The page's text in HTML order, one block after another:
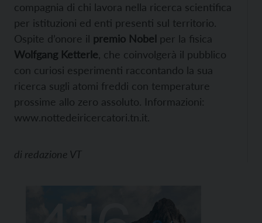
compagnia di chi lavora nella ricerca scientifica
per istituzioni ed enti presenti sul territorio.
Ospite d’onore il premio Nobel per la fisica
Wolfgang Ketterle , che coinvolgerà il pubblico
con curiosi esperimenti raccontando la sua
ricerca sugli atomi freddi con temperature
prossime allo zero assoluto. Informazioni:
www.nottedeiricercatori.tn.it.
di redazione VT